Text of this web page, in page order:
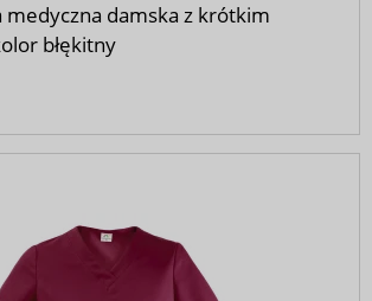
medyczna damska z krótkim
błękitny